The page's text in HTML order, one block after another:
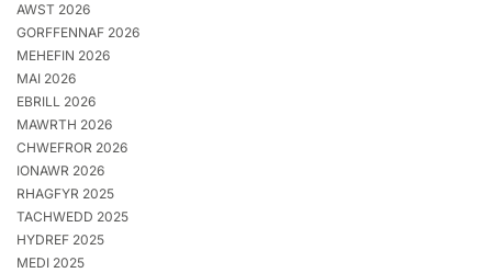
AWST 2026
GORFFENNAF 2026
MEHEFIN 2026
MAI 2026
EBRILL 2026
MAWRTH 2026
CHWEFROR 2026
IONAWR 2026
RHAGFYR 2025
TACHWEDD 2025
HYDREF 2025
MEDI 2025